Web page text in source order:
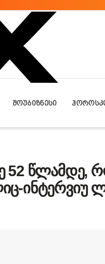
ᲨᲝᲣᲑᲘᲖᲜᲔᲡᲘ
52 წლამდე,
ინტერვიუ